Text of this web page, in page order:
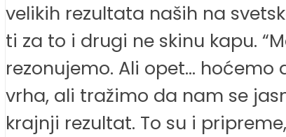
velikih rezultata naših na
ti za to i drugi ne skinu kapu.
rezonujemo. Ali opet…
vrha, ali tražimo da nam se
krajnji rezultat. To su i